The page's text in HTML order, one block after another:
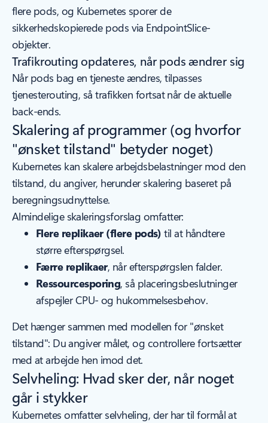
flere pods, og Kubernetes sporer de
sikkerhedskopierede pods via EndpointSlice-
objekter.
Trafikrouting opdateres, når pods ændrer sig
Når pods bag en tjeneste ændres, tilpasses
tjenesterouting, så trafikken fortsat når de aktuelle
back-ends.
Skalering af programmer (og hvorfor
"ønsket tilstand" betyder noget)
Kubernetes kan skalere arbejdsbelastninger mod den
tilstand, du angiver, herunder skalering baseret på
beregningsudnyttelse.
Almindelige skaleringsforslag omfatter:
Flere replikaer (flere pods) til at håndtere
større efterspørgsel.
Færre replikaer, når efterspørgslen falder.
Ressourcesporing, så placeringsbeslutninger
afspejler CPU- og hukommelsesbehov.
Det hænger sammen med modellen for "ønsket
tilstand": Du angiver målet, og controllere fortsætter
med at arbejde hen imod det.
Selvheling: Hvad sker der, når noget
går i stykker
Kubernetes omfatter selvheling, der har til formål at